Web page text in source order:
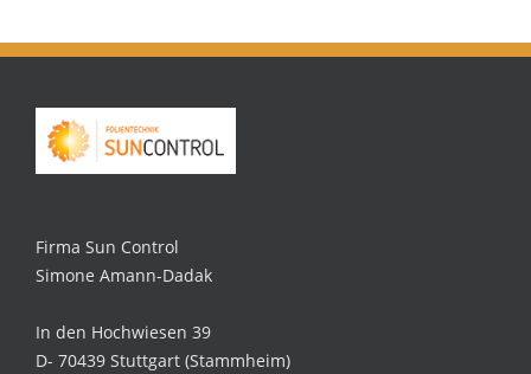
Firma Sun Control
Simone Amann-Dadak
In den Hochwiesen 39
D- 70439 Stuttgart (Stammheim)